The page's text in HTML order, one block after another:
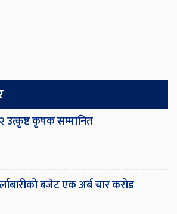
उत्कृष्ट कृषक सम्मानित
बजेट एक अर्ब चार करोड